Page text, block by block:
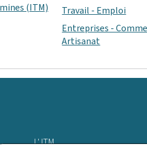
(ITM)
Travail - Emploi
Entreprises -
Artisanat
L' ITM